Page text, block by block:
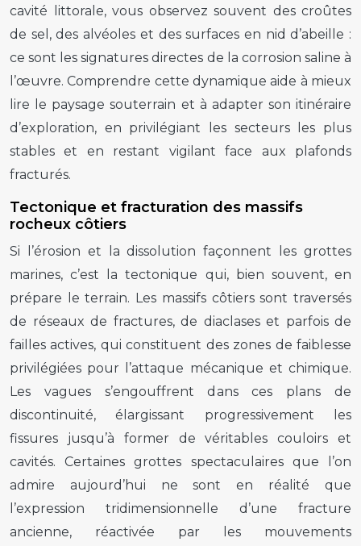
cavité littorale, vous observez souvent des croûtes
de sel, des alvéoles et des surfaces en nid d’abeille :
ce sont les signatures directes de la corrosion saline à
l’œuvre. Comprendre cette dynamique aide à mieux
lire le paysage souterrain et à adapter son itinéraire
d’exploration, en privilégiant les secteurs les plus
stables et en restant vigilant face aux plafonds
fracturés.
Tectonique et fracturation des massifs
rocheux côtiers
Si l’érosion et la dissolution façonnent les grottes
marines, c’est la tectonique qui, bien souvent, en
prépare le terrain. Les massifs côtiers sont traversés
de réseaux de fractures, de diaclases et parfois de
failles actives, qui constituent des zones de faiblesse
privilégiées pour l’attaque mécanique et chimique.
Les vagues s’engouffrent dans ces plans de
discontinuité, élargissant progressivement les
fissures jusqu’à former de véritables couloirs et
cavités. Certaines grottes spectaculaires que l’on
admire aujourd’hui ne sont en réalité que
l’expression tridimensionnelle d’une fracture
ancienne, réactivée par les mouvements